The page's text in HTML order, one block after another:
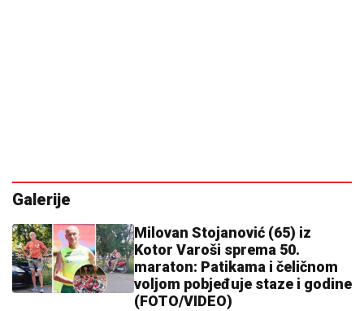
Galerije
Milovan Stojanović (65) iz
Kotor Varoši sprema 50.
maraton: Patikama i čeličnom
voljom pobjeđuje staze i godine
(FOTO/VIDEO)